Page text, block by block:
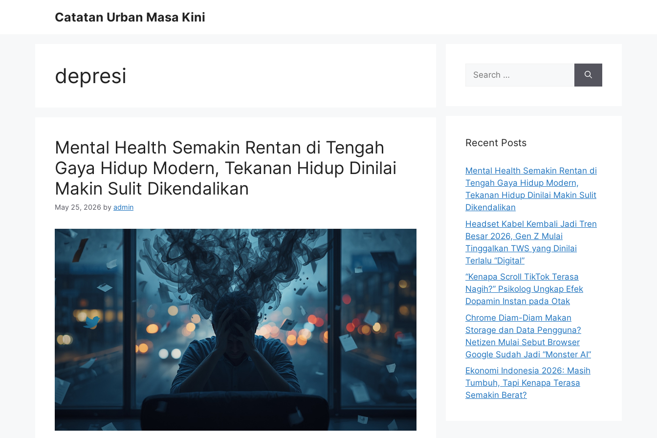
Catatan Urban Masa Kini
depresi
Mental Health Semakin Rentan di Tengah
Gaya Hidup Modern, Tekanan Hidup Dinilai
Makin Sulit Dikendalikan
May 25, 2026 by admin
f
r
:
Recent Posts
Mental Health Semakin Rentan di
Tengah Gaya Hidup Modern,
Tekanan Hidup Dinilai Makin Sulit
Dikendalikan
Headset Kabel Kembali Jadi Tren
Besar 2026, Gen Z Mulai
Tinggalkan TWS yang Dinilai
Terlalu “Digital”
“Kenapa Scroll TikTok Terasa
Nagih?” Psikolog Ungkap Efek
Dopamin Instan pada Otak
Chrome Diam-Diam Makan
Storage dan Data Pengguna?
Netizen Mulai Sebut Browser
Google Sudah Jadi “Monster AI”
Ekonomi Indonesia 2026: Masih
Tumbuh, Tapi Kenapa Terasa
Semakin Berat?